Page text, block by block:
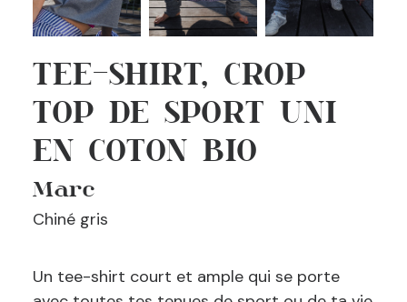
TEE-SHIRT, CROP
TOP DE SPORT UNI
EN COTON BIO
Marc
Chiné gris
Un tee-shirt court et ample qui se porte